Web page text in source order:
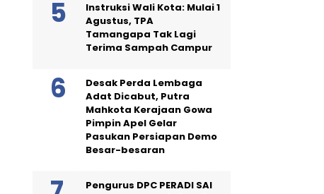
Instruksi Wali Kota: Mulai 1
Agustus, TPA
Tamangapa Tak Lagi
Terima Sampah Campur
Desak Perda Lembaga
Adat Dicabut, Putra
Mahkota Kerajaan Gowa
Pimpin Apel Gelar
Pasukan Persiapan Demo
Besar-besaran
Pengurus DPC PERADI SAI